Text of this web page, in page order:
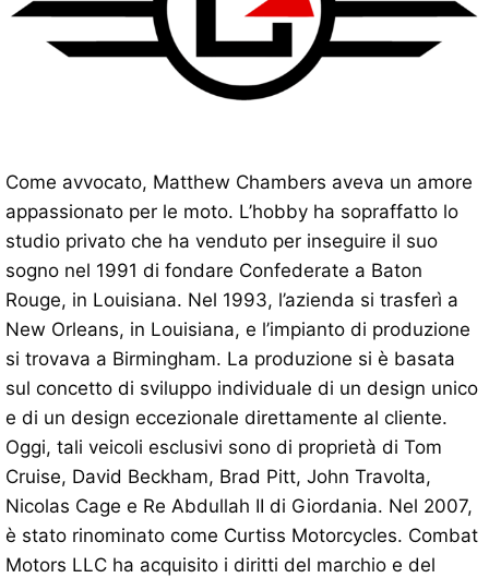
Come avvocato, Matthew Chambers aveva un amore
appassionato per le moto. L’hobby ha sopraffatto lo
studio privato che ha venduto per inseguire il suo
sogno nel 1991 di fondare Confederate a Baton
Rouge, in Louisiana. Nel 1993, l’azienda si trasferì a
New Orleans, in Louisiana, e l’impianto di produzione
si trovava a Birmingham. La produzione si è basata
sul concetto di sviluppo individuale di un design unico
e di un design eccezionale direttamente al cliente.
Oggi, tali veicoli esclusivi sono di proprietà di Tom
Cruise, David Beckham, Brad Pitt, John Travolta,
Nicolas Cage e Re Abdullah II di Giordania. Nel 2007,
è stato rinominato come Curtiss Motorcycles. Combat
Motors LLC ha acquisito i diritti del marchio e del